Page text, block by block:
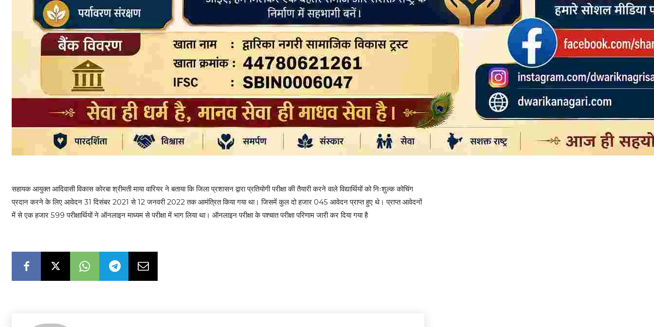
सहायक आयुक्त आदिवासी विकास कोरबा श्रीमती माया वारियर ने बताया कि जिला प्रशासन द्वारा प्रतियोगी परीक्षा की तैयारी करने वाले विद्यार्थियों को निःशुल्क कोचिंग
प्रदान करने के लिए आवेदन 31 दिसंबर 2021 से 12 जनवरी 2022 तक आमंत्रित किया गया था। जिसमें कुल दो हजार 045 आवेदन प्राप्त हुए थे। प्राप्त आवेदनों
में से एक हजार 599 परीक्षार्थियों ने ऑनलाइन माध्यम से परीक्षा में भाग लिया था। ऑनलाइन परीक्षा के पश्चात परीक्षा परिणाम जारी कर दिया गया है